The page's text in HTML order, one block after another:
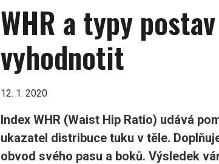
WHR a typy
vyhodnotit
12. 1. 2020
Index WHR (Waist Hip Ratio) udává
ukazatel distribuce tuku v těle.
obvod svého pasu a boků. Výsledek